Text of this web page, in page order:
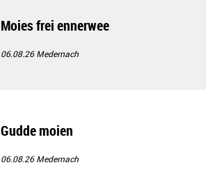
Moies frei ennerwee
06.08.26Medernach
Gudde moien
06.08.26Medernach